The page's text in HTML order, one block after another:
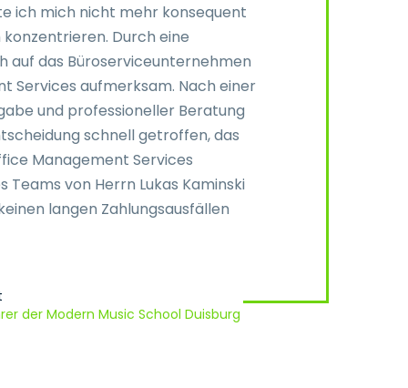
ich mich nicht mehr konsequent
Durch eine
auf das Büroserviceunternehmen
Services aufmerksam. Nach einer
und professioneller Beratung
schnell getroffen, das
Management Services
Teams von Herrn Lukas Kaminski
langen Zahlungsausfällen
der Modern Music School Duisburg